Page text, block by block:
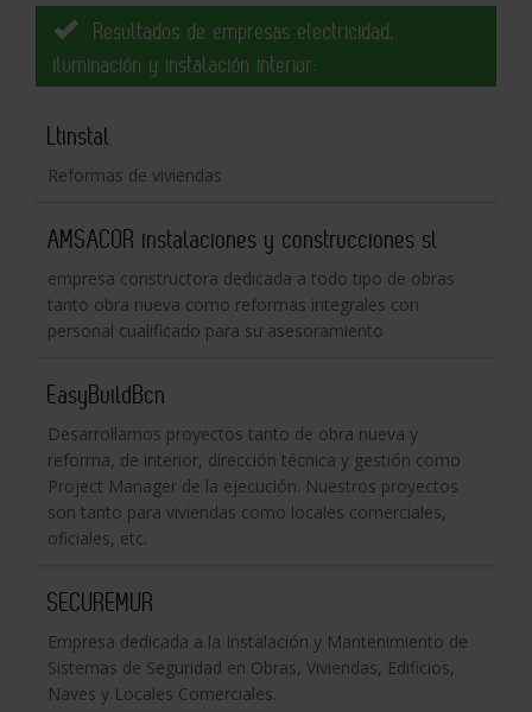
Resultados de empresas electricidad,
iluminación y instalación interior:
Ltinstal
Reformas de viviendas
AMSACOR instalaciones y construcciones sl
empresa constructora dedicada a todo tipo de obras
tanto obra nueva como reformas integrales con
personal cualificado para su asesoramiento
EasyBuildBcn
Desarrollamos proyectos tanto de obra nueva y
reforma, de interior, dirección técnica y gestión como
Project Manager de la ejecución. Nuestros proyectos
son tanto para viviendas como locales comerciales,
oficiales, etc.
SECUREMUR
Empresa dedicada a la Instalación y Mantenimiento de
Sistemas de Seguridad en Obras, Viviendas, Edificios,
Naves y Locales Comerciales.